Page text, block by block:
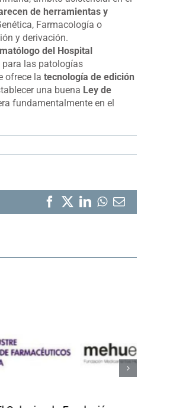
de herramientas y
Farmacología o
y derivación.
del Hospital
para las patologías
ofrece la tecnología de edición
una buena Ley de
fundamentalmente en el
Facebook
X LinkedIn
WhatsApp
Correo
electrónico